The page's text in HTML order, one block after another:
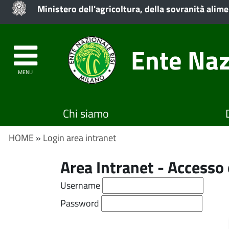
Ministero dell'agricoltura, della sovranità
MENU Ente
Chi siamo
HOME » Login area intranet
Area Intranet -
Username
Password